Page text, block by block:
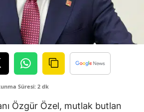
Süresi: 2 dk
Özgür Özel, mutlak butlan